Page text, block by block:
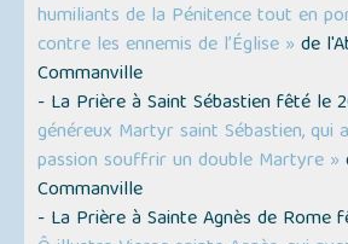
humiliants de la Pénitence tout en
contre les ennemis de l’Église » de
Commanville
- La Prière à Saint Sébastien fêté le
généreux Martyr saint Sébastien, qui
passion souffrir un double Martyre »
Commanville
- La Prière à Sainte Agnès de Rome